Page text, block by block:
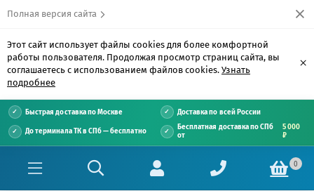
Полная версия сайта
Этот сайт использует файлы cookies для более комфортной
работы пользователя. Продолжая просмотр страниц сайта, вы
соглашаетесь с использованием файлов cookies. Узнать
подробнее
×
Быстрая доставка по Москве Доставка по всей России
До терминала ТК в СПб — бесплатно
Бесплатная доставка по СПб
от
5 000
₽
0